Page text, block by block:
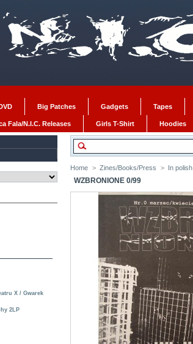
Big Patches Gadgets Tapes
Fala/N.I.C. Releases Girls T-Shirt Hoodies
X / Gwarek
2LP
Home > Zines/Books/Press > In polish
WZBRONIONE 0/99